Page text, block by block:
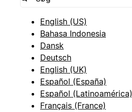
English (US)
Bahasa Indonesia
Dansk
Deutsch
English (UK)
Español (España)
Español (Latinoamérica)
Français (France)